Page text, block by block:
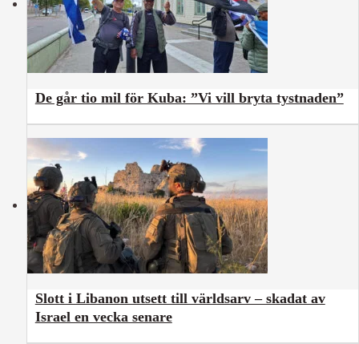
De går tio mil för Kuba: ”Vi vill bryta tystnaden”
Slott i Libanon utsett till världsarv – skadat av
Israel en vecka senare